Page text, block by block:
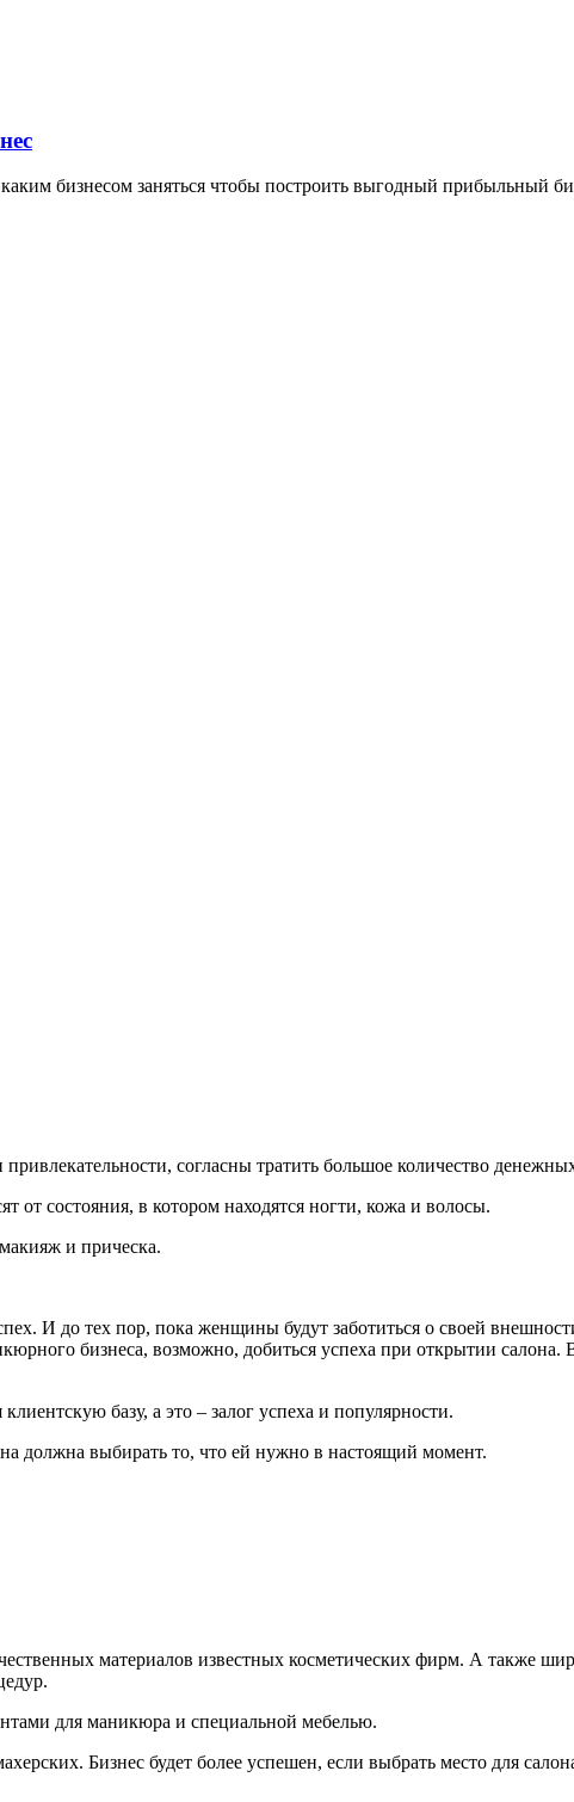
бизнесом заняться чтобы построить выгодный прибыльный
согласны тратить большое количество
от состояния, в котором находятся ногти, кожа и волосы.
и прическа.
И до тех пор, пока женщины будут заботиться о своей
бизнеса, возможно, добиться успеха при открытии
базу, а это – залог успеха и популярности.
должна выбирать то, что ей нужно в настоящий момент.
материалов известных косметических фирм. А также
для маникюра и специальной мебелью.
Бизнес будет более успешен, если выбрать место для